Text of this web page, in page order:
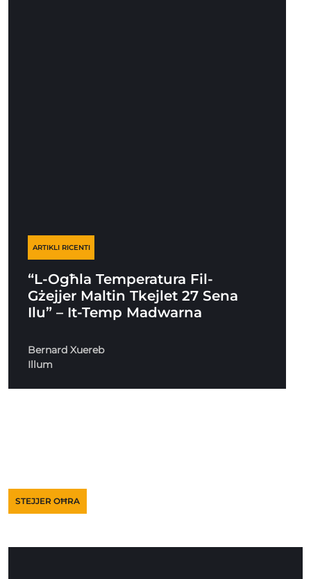
ARTIKLI RICENTI
“L-Ogħla Temperatura Fil-
Gżejjer Maltin Tkejlet 27 Sena
Ilu” – It-Temp Madwarna
Bernard Xuereb
Illum
STEJJER OĦRA